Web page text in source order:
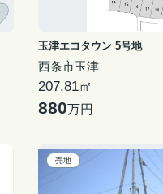
玉津エコタウン 5号地
西条市玉津
207.81㎡
880万円
売地